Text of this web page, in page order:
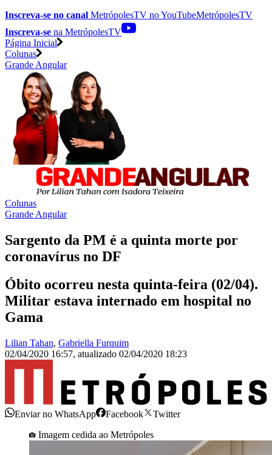
Inscreva-se no canal MetrópolesTV noYouTubeMetrópolesTV
Inscreva-se na MetrópolesTV
Página Inicial
Colunas
Grande Angular
Colunas
Grande Angular
Sargento da PM é a quinta morte por
coronavírus no DF
Óbito ocorreu nesta quinta-feira (02/04).
Militar estava internado em hospital no
Gama
Lilian Tahan, Gabriella Furquim
02/04/2020 16:57, atualizado 02/04/2020 18:23
Enviar no WhatsApp Facebook
Twitter
Imagem cedida ao Metrópoles